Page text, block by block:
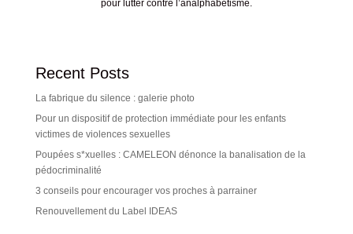
pour lutter contre l’analphabétisme.
Recent Posts
La fabrique du silence : galerie photo
Pour un dispositif de protection immédiate pour les enfants
victimes de violences sexuelles
Poupées s*xuelles : CAMELEON dénonce la banalisation de la
pédocriminalité
3 conseils pour encourager vos proches à parrainer
Renouvellement du Label IDEAS